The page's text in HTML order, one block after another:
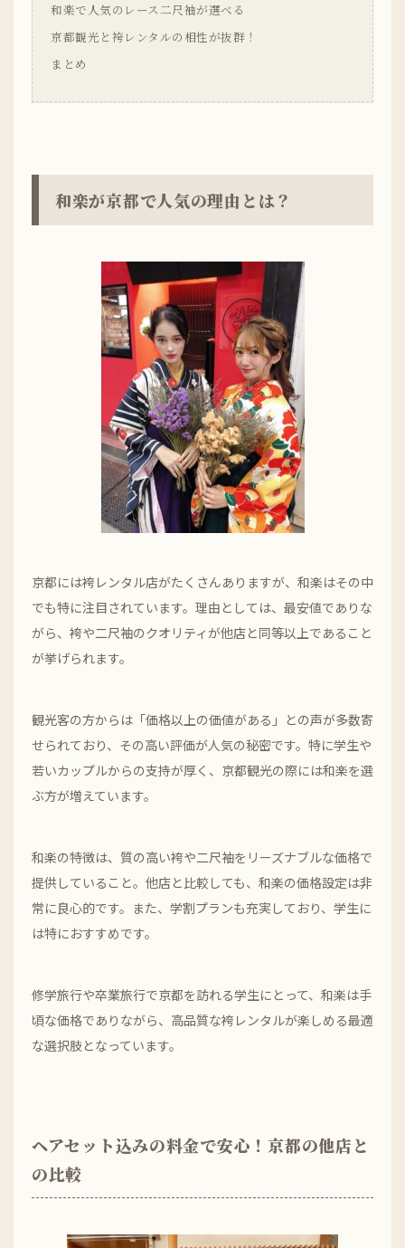
和楽で人気のレース二尺袖が選べる
京都観光と袴レンタルの相性が抜群！
まとめ
和楽が京都で人気の理由とは？
京都には袴レンタル店がたくさんありますが、和楽はその中
でも特に注目されています。理由としては、最安値でありな
がら、袴や二尺袖のクオリティが他店と同等以上であること
が挙げられます。
観光客の方からは「価格以上の価値がある」との声が多数寄
せられており、その高い評価が人気の秘密です。特に学生や
若いカップルからの支持が厚く、京都観光の際には和楽を選
ぶ方が増えています。
和楽の特徴は、質の高い袴や二尺袖をリーズナブルな価格で
提供していること。他店と比較しても、和楽の価格設定は非
常に良心的です。また、学割プランも充実しており、学生に
は特におすすめです。
修学旅行や卒業旅行で京都を訪れる学生にとって、和楽は手
頃な価格でありながら、高品質な袴レンタルが楽しめる最適
な選択肢となっています。
ヘアセット込みの料金で安心！京都の他店と
の比較